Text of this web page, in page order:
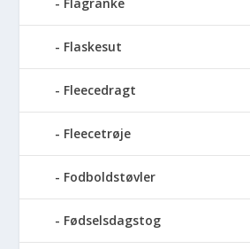
Flaskesut
Fleecedragt
Fleecetrøje
Fodboldstøvler
Fødselsdagstog